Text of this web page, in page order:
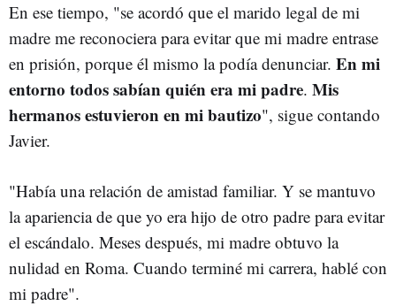
En ese tiempo, "se acordó que el marido legal de mi
madre me reconociera para evitar que mi madre entrase
en prisión, porque él mismo la podía denunciar. En mi
entorno todos sabían quién era mi padre. Mis
hermanos estuvieron en mi bautizo", sigue contando
Javier.
"Había una relación de amistad familiar. Y se mantuvo
la apariencia de que yo era hijo de otro padre para evitar
el escándalo. Meses después, mi madre obtuvo la
nulidad en Roma. Cuando terminé mi carrera, hablé con
mi padre".